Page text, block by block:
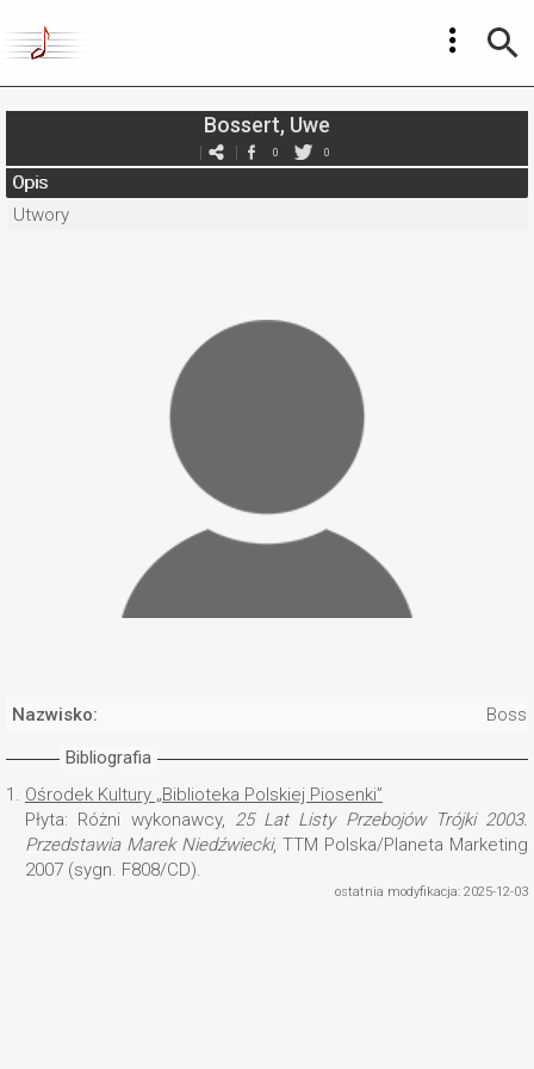
Bossert, Uwe
0 0
Opis
Utwory
Nazwisko:
Bibliografia
1. Ośrodek Kultury „Biblioteka Polskiej Piosenki”
Płyta: Różni wykonawcy, 25 Lat Listy Przebojów Trójki 2003.
Przedstawia Marek Niedźwiecki, TTM Polska/Planeta Marketing
2007 (sygn. F808/CD).
ostatnia modyfikacja: 2025-12-03